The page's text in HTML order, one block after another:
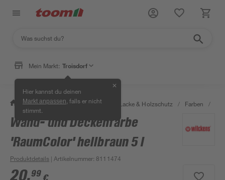
Mein Markt: Troisdorf
Hier kannst du deinen
Markt anpassen , falls er nicht
stimmt.
✕
/ Bauen & Renovieren / Farben, Lacke & Holzschutz / Farben /
Wand- und Deckenfarbe
'RaumColor' hellbraun 5 l
Produktdetails | Artikelnummer: 8111474
20,99